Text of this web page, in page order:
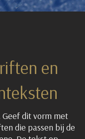
en
dit vorm met
die passen bij de